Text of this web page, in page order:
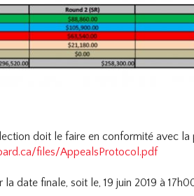
doit le faire en conformité avec
files/AppealsProtocol.pdf
date finale, soit le, 19 juin 2019 à